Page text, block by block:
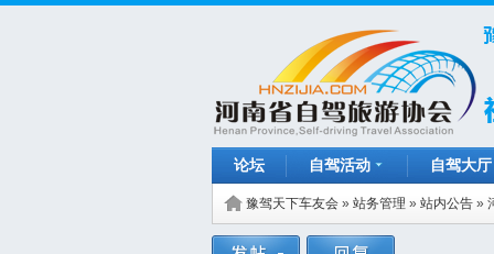
论坛 自驾活动 自驾大厅
豫驾天下车友会 » 站务管理 » 站内公告 »